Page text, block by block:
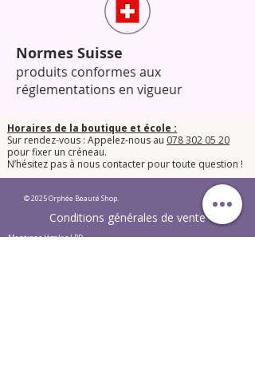
Normes Suisse
produits conformes aux
réglementations en vigueur
Horaires de la boutique et école :
Sur rendez-vous : Appelez-nous au 078 302 05 20
pour fixer un créneau.
​N’hésitez pas à nous contacter pour toute question !​
© 2025 Orphée Beauté Shop.
Conditions générales de vente
Mentions légales LPD